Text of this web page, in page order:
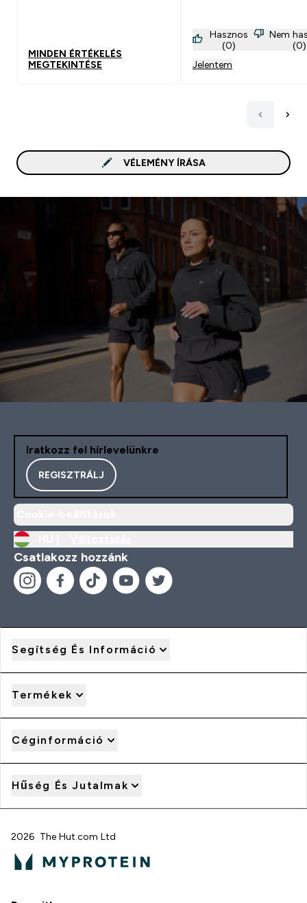
MINDEN ÉRTÉKELÉS
MEGTEKINTÉSE
Hasznos
(0)
Nem
(0)
Jelentem
VÉLEMÉNY ÍRÁSA
Iratkozz fel hírlevelünkre
REGISZTRÁLJ
Csatlakozz hozzánk
Segítség És Információ
Termékek
Céginformáció
Hűség És Jutalmak
2026 The Hut.com Ltd